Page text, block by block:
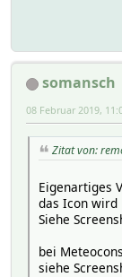
somansch
08 Februar 2019,
Zitat von:
Eigenartiges
das Icon wird
Siehe
bei
siehe